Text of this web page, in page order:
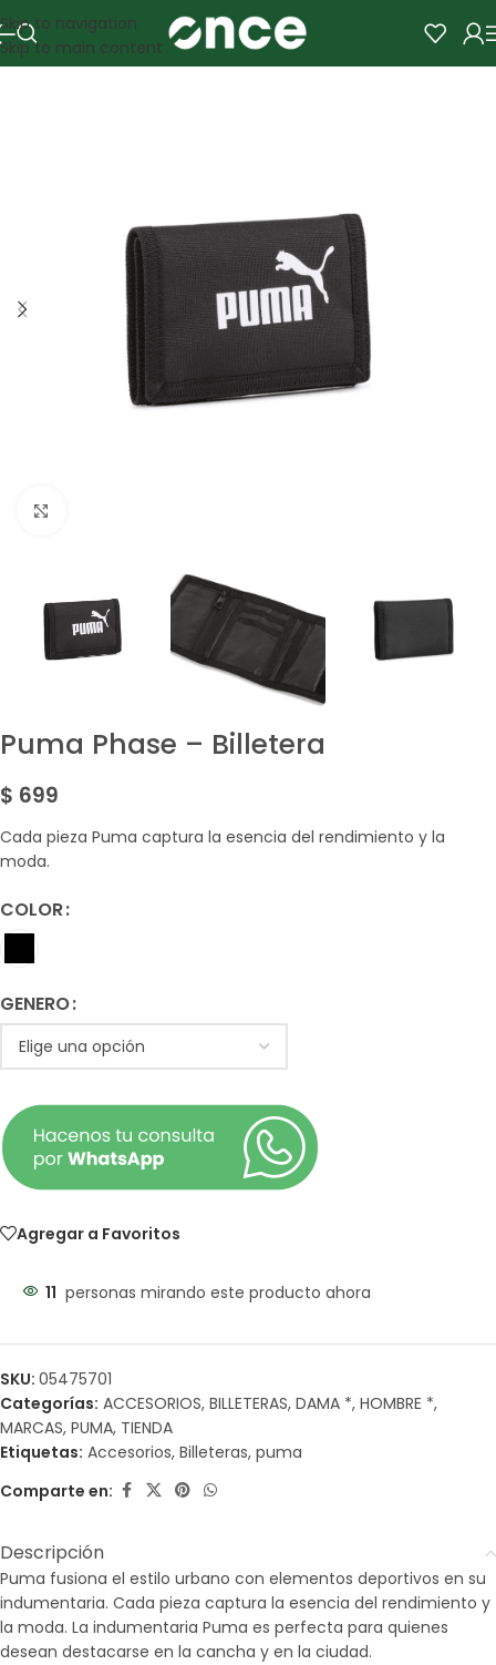
Skip to navigation
Skip to main content
Puma Phase – Billetera
$ 699
Cada pieza Puma captura la esencia del rendimiento y la
moda.
COLOR
GENERO
Agregar a Favoritos
11 personas mirando este producto ahora
SKU: 05475701
Categorías: ACCESORIOS, BILLETERAS, DAMA *, HOMBRE *,
MARCAS, PUMA, TIENDA
Etiquetas: Accesorios, Billeteras, puma
Comparte en:
Descripción
Puma fusiona el estilo urbano con elementos deportivos en su
indumentaria. Cada pieza captura la esencia del rendimiento y
la moda. La indumentaria Puma es perfecta para quienes
desean destacarse en la cancha y en la ciudad.